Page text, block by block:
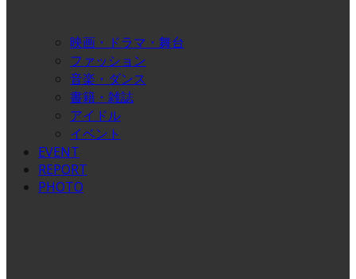
映画・ドラマ・舞台
ファッション
音楽・ダンス
書籍・雑誌
アイドル
イベント
EVENT
REPORT
PHOTO